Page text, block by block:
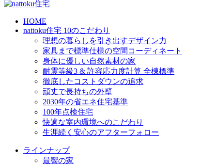
HOME
nattoku住宅 10のこだわり
理想の暮らしを引き出すデザイン力
家具まで標準仕様の空間コーディネート
身体に優しい自然素材の家
耐震等級3 & 許容応力度計算 全棟標準
徹底したコストダウンの追求
頑丈で長持ちの外壁
2030年の省エネ住宅基準
100年点検住宅
快適な室内環境へのこだわり
生涯続く安心のアフターフォロー
ラインナップ
最響の家